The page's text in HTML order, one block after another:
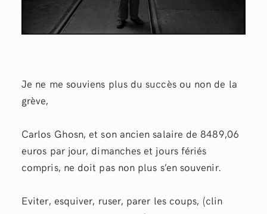
Je ne me souviens plus du succès ou non de la
grève,
Carlos Ghosn, et son ancien salaire de 8489,06
euros par jour, dimanches et jours fériés
compris, ne doit pas non plus s’en souvenir.
Eviter, esquiver, ruser, parer les coups, (clin